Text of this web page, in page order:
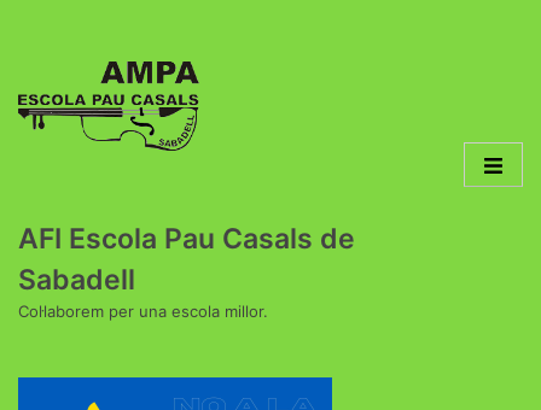
AFI Escola Pau Casals de
Sabadell
Col·laborem per una escola millor.